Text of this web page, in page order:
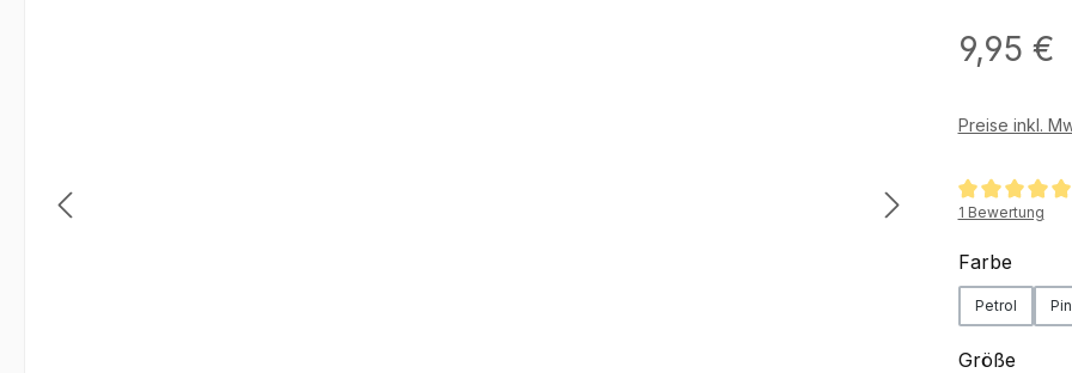
Regulärer Preis:
9,95 €
Preise inkl.
1 Bewertung
Farbe
Petrol
Größe